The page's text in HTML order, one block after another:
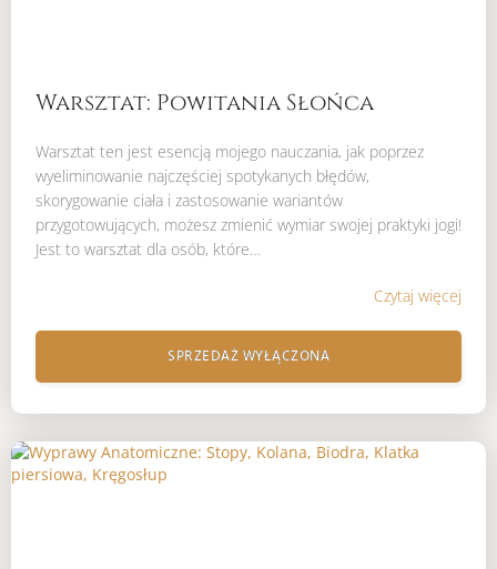
Warsztat: Powitania Słońca
Warsztat ten jest esencją mojego nauczania, jak poprzez
wyeliminowanie najczęściej spotykanych błędów,
skorygowanie ciała i zastosowanie wariantów
przygotowujących, możesz zmienić wymiar swojej praktyki jogi!
Jest to warsztat dla osób, które…
Czytaj więcej
SPRZEDAŻ WYŁĄCZONA